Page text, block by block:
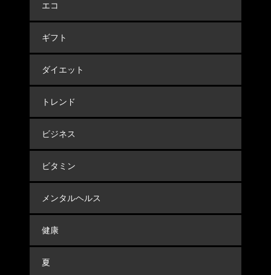
エコ
ギフト
ダイエット
トレンド
ビジネス
ビタミン
メンタルヘルス
健康
夏